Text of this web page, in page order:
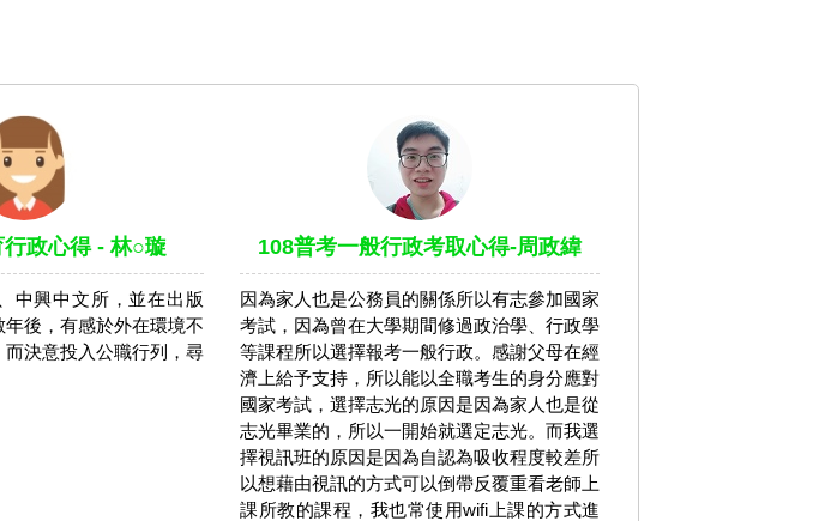
政心得 - 林○璇
中興中文所，並在出版
後，有感於外在環境不
決意投入公職行列，尋
108普考一般行政考取心得-周政緯
因為家人也是公務員的關係所以有志參加國家
考試，因為曾在大學期間修過政治學、行政學
等課程所以選擇報考一般行政。感謝父母在經
濟上給予支持，所以能以全職考生的身分應對
國家考試，選擇志光的原因是因為家人也是從
志光畢業的，所以一開始就選定志光。而我選
擇視訊班的原因是因為自認為吸收程度較差所
以想藉由視訊的方式可以倒帶反覆重看老師上
課所教的課程，我也常使用wifi上課的方式進